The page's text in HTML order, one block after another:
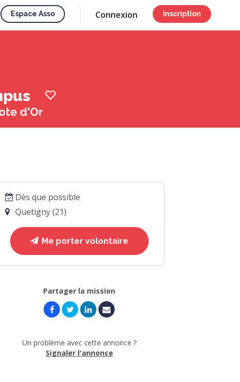
Espace Asso Connexion Inscription
d'Or
Dès que possible
Quetigny (21)
Me porter volontaire
Partager la mission
Un problème avec cette annonce ?
Signaler l'annonce